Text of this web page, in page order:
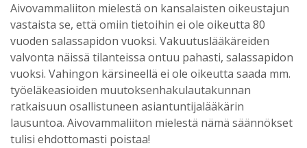
Aivovammaliiton mielestä on kansalaisten oikeustajun
vastaista se, että omiin tietoihin ei ole oikeutta 80
vuoden salassapidon vuoksi. Vakuutuslääkäreiden
valvonta näissä tilanteissa ontuu pahasti, salassapidon
vuoksi. Vahingon kärsineellä ei ole oikeutta saada mm.
työeläkeasioiden muutoksenhakulautakunnan
ratkaisuun osallistuneen asiantuntijalääkärin
lausuntoa. Aivovammaliiton mielestä nämä säännökset
tulisi ehdottomasti poistaa!